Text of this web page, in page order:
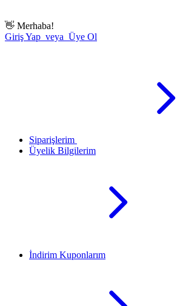
👋 Merhaba!
Giriş Yap veya Üye Ol
Siparişlerim
Üyelik Bilgilerim
İndirim Kuponlarım